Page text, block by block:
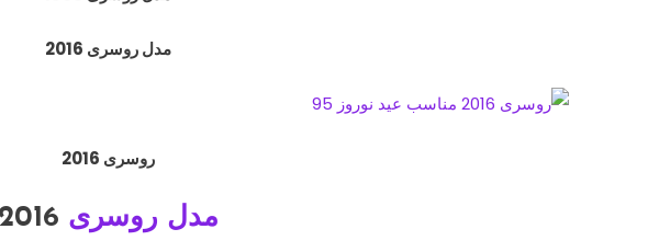
مدل روسری 2016
روسری 2016
مدل روسری